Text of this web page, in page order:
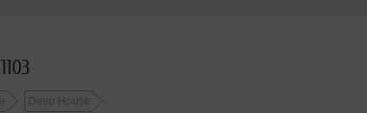
Deep House